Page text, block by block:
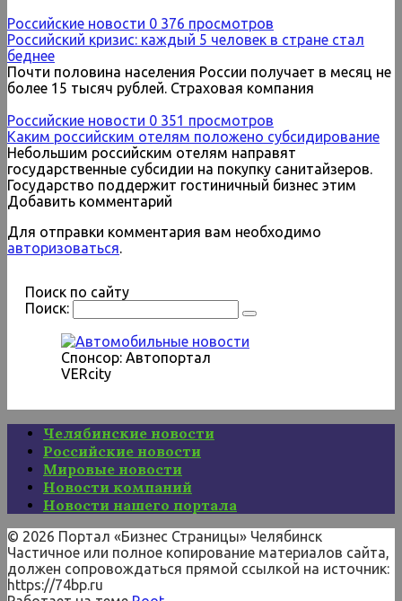
Российские новости 0 376 просмотров
Российский кризис: каждый 5 человек в стране стал
беднее
Почти половина населения России получает в месяц не
более 15 тысяч рублей. Страховая компания
Российские новости 0 351 просмотров
Каким российским отелям положено субсидирование
Небольшим российским отелям направят
государственные субсидии на покупку санитайзеров.
Государство поддержит гостиничный бизнес этим
Добавить комментарий
Для отправки комментария вам необходимо
авторизоваться.
Поиск по сайту
Поиск:
Спонсор: Автопортал
VERcity
Челябинские новости
Российские новости
Мировые новости
Новости компаний
Новости нашего портала
© 2026 Портал «Бизнес Страницы» Челябинск
Частичное или полное копирование материалов сайта,
должен сопровождаться прямой ссылкой на источник:
https://74bp.ru